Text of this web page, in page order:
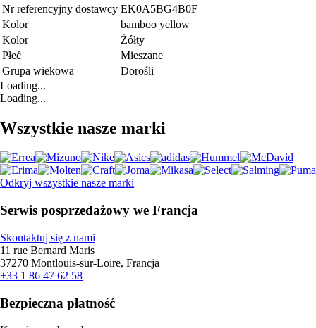
Nr referencyjny dostawcy EK0A5BG4B0F
Kolor
bamboo yellow
Kolor
Żółty
Płeć
Mieszane
Grupa wiekowa
Dorośli
Loading...
Loading...
Wszystkie nasze marki
Odkryj wszystkie nasze marki
Serwis posprzedażowy we Francja
Skontaktuj się z nami
11 rue Bernard Maris
37270 Montlouis-sur-Loire, Francja
+33 1 86 47 62 58
Bezpieczna płatność